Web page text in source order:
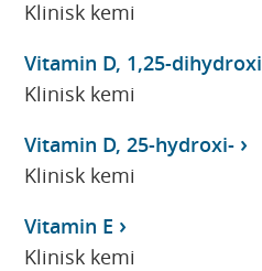
Klinisk kemi
Vitamin D, 1,25-
Klinisk kemi
Vitamin D, 25-hydroxi-
Klinisk kemi
Vitamin E
Klinisk kemi